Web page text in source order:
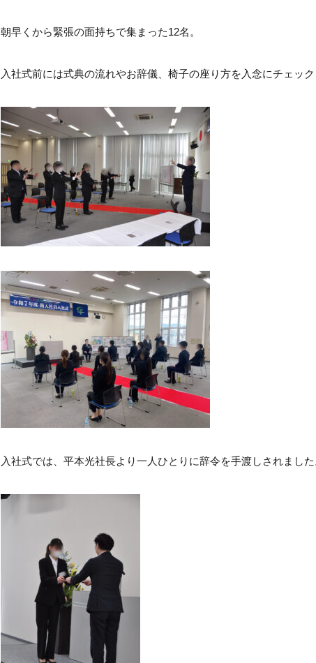
朝早くから緊張の面持ちで集まった12名。
入社式前には式典の流れやお辞儀、椅子の座り方を入念にチェック
入社式では、平本光社長より一人ひとりに辞令を手渡しされました